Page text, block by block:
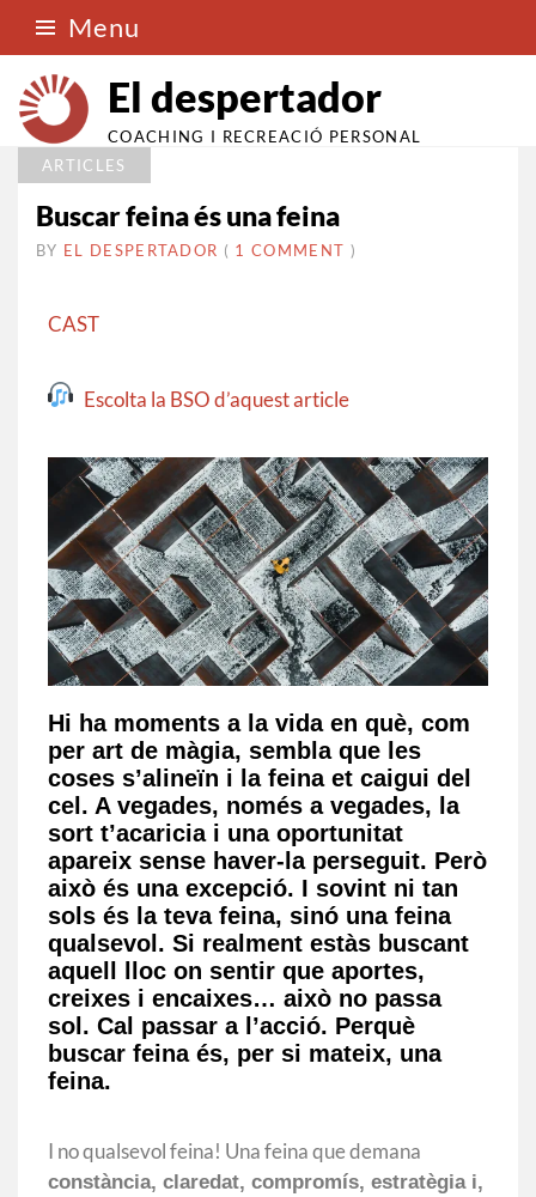
Menu
El despertador
COACHING I RECREACIÓ PERSONAL
ARTICLES
Buscar feina és una feina
BY EL DESPERTADOR ON
26
•( 1 COMMENT )
CAST
Escolta la BSO d’aquest article
Hi ha moments a la vida en què, com
per art de màgia, sembla que les
coses s’alineïn i la feina et caigui del
cel. A vegades, només a vegades, la
sort t’acaricia i una oportunitat
apareix sense haver-la perseguit. Però
això és una excepció. I sovint ni tan
sols és la teva feina, sinó una feina
qualsevol. Si realment estàs buscant
aquell lloc on sentir que aportes,
creixes i encaixes… això no passa
sol. Cal passar a l’acció. Perquè
buscar feina és, per si mateix, una
feina.
I no qualsevol feina! Una feina que demana
constància, claredat, compromís, estratègia i,